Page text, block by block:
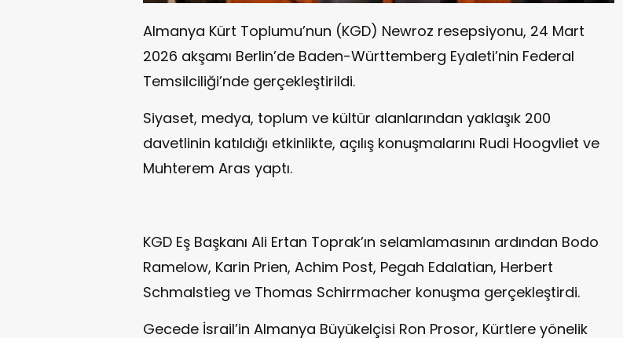
Almanya Kürt Toplumu’nun (KGD) Newroz resepsiyonu, 24 Mart
2026 akşamı Berlin’de Baden-Württemberg Eyaleti’nin Federal
Temsilciliği’nde gerçekleştirildi.
Siyaset, medya, toplum ve kültür alanlarından yaklaşık 200
davetlinin katıldığı etkinlikte, açılış konuşmalarını Rudi Hoogvliet ve
Muhterem Aras yaptı.
KGD Eş Başkanı Ali Ertan Toprak’ın selamlamasının ardından Bodo
Ramelow, Karin Prien, Achim Post, Pegah Edalatian, Herbert
Schmalstieg ve Thomas Schirrmacher konuşma gerçekleştirdi.
Gecede İsrail’in Almanya Büyükelçisi Ron Prosor, Kürtlere yönelik